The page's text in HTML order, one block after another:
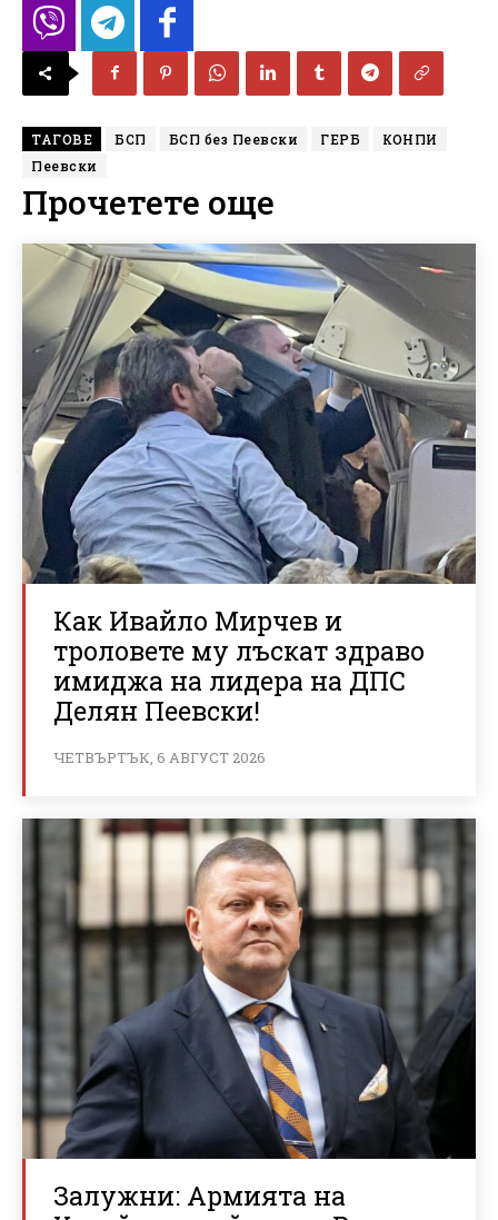
ТАГОВЕ БСП БСП без Пеевски ГЕРБ
КОНПИ
Пеевски
Прочетете още
Как Ивайло Мирчев и
троловете му лъскат здраво
имиджа на лидера на ДПС
Делян Пеевски!
ЧЕТВЪРТЪК, 6 АВГУСТ 2026
Залужни: Армията на